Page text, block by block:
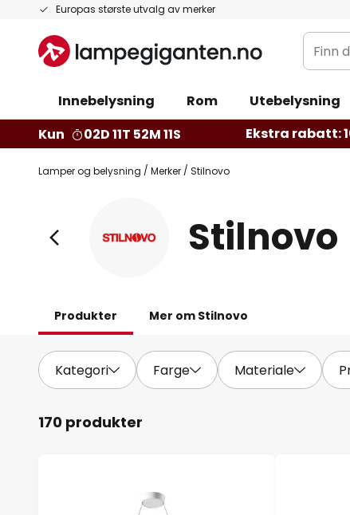
Europas største utvalg av merker
Hopp
innhold
Finn
din
Innebelysning Rom Utebelysning
Kun
02D 11T 52M 10S Ekstra rabatt:
Lamper og belysning Merker Stilnovo
Stilnovo
Produkter Mer om Stilnovo
Kategori Farge Materiale
170 produkter